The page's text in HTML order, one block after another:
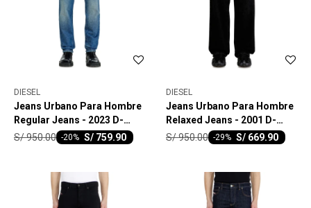
DIESEL
Jeans Urbano Para Hombre
Regular Jeans - 2023 D-
Finitive
S/ 759.90
-20
S/950.00
DIESEL
Jeans Urbano Para Hombre
Relaxed Jeans - 2001 D-
Macro
S/ 669.90
-29
S/950.00